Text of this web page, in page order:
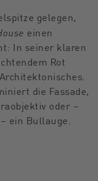
gelegen,
einen
In seiner klaren
Rot
die Fassade,
oder –
ein Bullauge.